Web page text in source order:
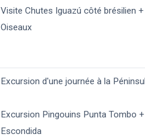
Visite Chutes Iguazú côté brésilien
Oiseaux
Excursion d'une journée à la
Excursion Pingouins Punta Tombo
Escondida